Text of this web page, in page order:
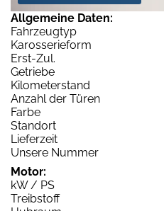
Allgemeine Daten:
Fahrzeugtyp
Karosserieform
Erst-Zul.
Getriebe
Kilometerstand
Anzahl der Türen
Farbe
Standort
Lieferzeit
Unsere Nummer
Motor:
kW / PS
Treibstoff